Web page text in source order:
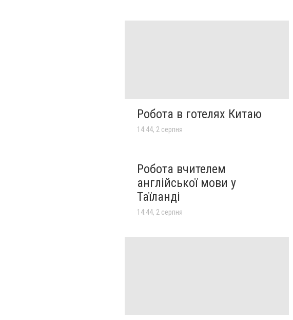
Робота в готелях Китаю
14:44, 2 серпня
Робота вчителем
англійської мови у
Таїланді
14:44, 2 серпня